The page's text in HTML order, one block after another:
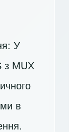
У
з MUX
в